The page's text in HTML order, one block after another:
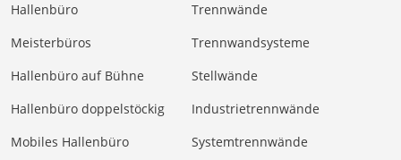
Hallenbüro
Meisterbüros
Hallenbüro auf Bühne
Hallenbüro doppelstöckig
Mobiles Hallenbüro
Trennwände
Trennwandsysteme
Stellwände
Industrietrennwände
Systemtrennwände